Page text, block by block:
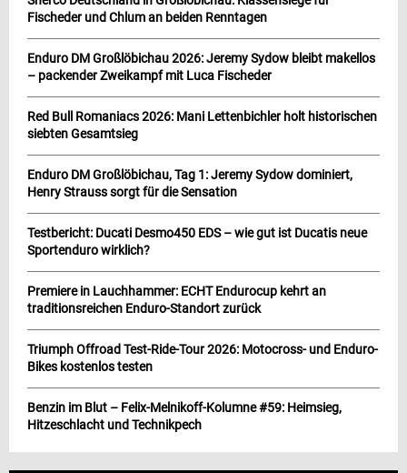
Fischeder und Chlum an beiden Renntagen
Enduro DM Großlöbichau 2026: Jeremy Sydow bleibt makellos
– packender Zweikampf mit Luca Fischeder
Red Bull Romaniacs 2026: Mani Lettenbichler holt historischen
siebten Gesamtsieg
Enduro DM Großlöbichau, Tag 1: Jeremy Sydow dominiert,
Henry Strauss sorgt für die Sensation
Testbericht: Ducati Desmo450 EDS – wie gut ist Ducatis neue
Sportenduro wirklich?
Premiere in Lauchhammer: ECHT Endurocup kehrt an
traditionsreichen Enduro-Standort zurück
Triumph Offroad Test-Ride-Tour 2026: Motocross- und Enduro-
Bikes kostenlos testen
Benzin im Blut – Felix-Melnikoff-Kolumne #59: Heimsieg,
Hitzeschlacht und Technikpech